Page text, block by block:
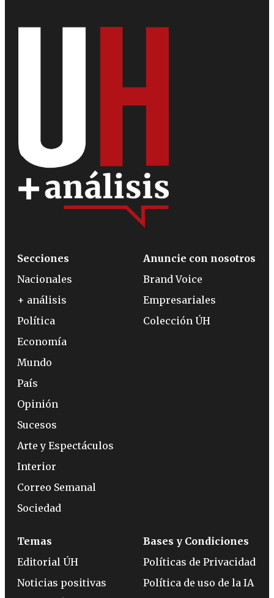
Secciones
Nacionales
+ análisis
Política
Economía
Mundo
País
Opinión
Sucesos
Arte y Espectáculos
Interior
Correo Semanal
Sociedad
Anuncie con nosotros
Brand Voice
Empresariales
Colección ÚH
Temas
Editorial ÚH
Noticias positivas
Bases y Condiciones
Políticas de Privacidad
Política de uso de la IA